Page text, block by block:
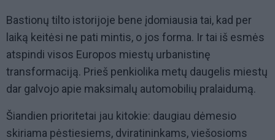
Bastionų tilto istorijoje bene įdomiausia tai, kad per
laiką keitėsi ne pati mintis, o jos forma. Ir tai iš esmės
atspindi visos Europos miestų urbanistinę
transformaciją. Prieš penkiolika metų daugelis miestų
dar galvojo apie maksimalų automobilių pralaidumą.
Šiandien prioritetai jau kitokie: daugiau dėmesio
skiriama pėstiesiems, dviratininkams, viešosioms